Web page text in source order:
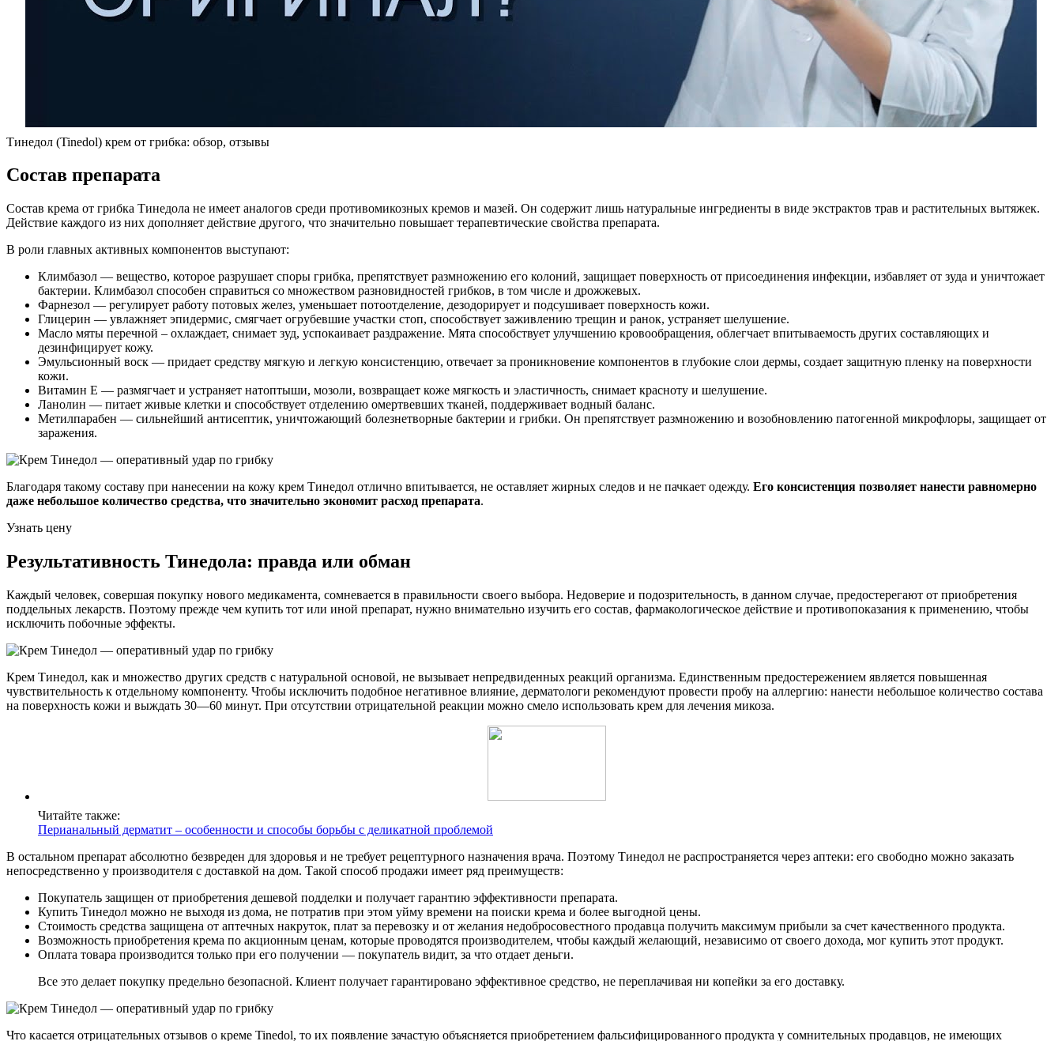
Тинедол (Tinedol) крем от грибка: обзор, отзывы
Состав препарата
Состав крема от грибка Тинедола не имеет аналогов среди противомикозных кремов и мазей. Он содержит лишь натуральные ингредиенты в виде экстрактов трав и растительных вытяжек.
Действие каждого из них дополняет действие другого, что значительно повышает терапевтические свойства препарата.
В роли главных активных компонентов выступают:
Климбазол — вещество, которое разрушает споры грибка, препятствует размножению его колоний, защищает поверхность от присоединения инфекции, избавляет от зуда и уничтожает
бактерии. Климбазол способен справиться со множеством разновидностей грибков, в том числе и дрожжевых.
Фарнезол — регулирует работу потовых желез, уменьшает потоотделение, дезодорирует и подсушивает поверхность кожи.
Глицерин — увлажняет эпидермис, смягчает огрубевшие участки стоп, способствует заживлению трещин и ранок, устраняет шелушение.
Масло мяты перечной – охлаждает, снимает зуд, успокаивает раздражение. Мята способствует улучшению кровообращения, облегчает впитываемость других составляющих и
дезинфицирует кожу.
Эмульсионный воск — придает средству мягкую и легкую консистенцию, отвечает за проникновение компонентов в глубокие слои дермы, создает защитную пленку на поверхности
кожи.
Витамин Е — размягчает и устраняет натоптыши, мозоли, возвращает коже мягкость и эластичность, снимает красноту и шелушение.
Ланолин — питает живые клетки и способствует отделению омертвевших тканей, поддерживает водный баланс.
Метилпарабен — сильнейший антисептик, уничтожающий болезнетворные бактерии и грибки. Он препятствует размножению и возобновлению патогенной микрофлоры, защищает от
заражения.
Благодаря такому составу при нанесении на кожу крем Тинедол отлично впитывается, не оставляет жирных следов и не пачкает одежду. Его консистенция позволяет нанести равномерно
даже небольшое количество средства, что значительно экономит расход препарата.
Узнать цену
Результативность Тинедола: правда или обман
Каждый человек, совершая покупку нового медикамента, сомневается в правильности своего выбора. Недоверие и подозрительность, в данном случае, предостерегают от приобретения
поддельных лекарств. Поэтому прежде чем купить тот или иной препарат, нужно внимательно изучить его состав, фармакологическое действие и противопоказания к применению, чтобы
исключить побочные эффекты.
Крем Тинедол, как и множество других средств с натуральной основой, не вызывает непредвиденных реакций организма. Единственным предостережением является повышенная
чувствительность к отдельному компоненту. Чтобы исключить подобное негативное влияние, дерматологи рекомендуют провести пробу на аллергию: нанести небольшое количество состава
на поверхность кожи и выждать 30—60 минут. При отсутствии отрицательной реакции можно смело использовать крем для лечения микоза.
Читайте также:
Перианальный дерматит – особенности и способы борьбы с деликатной проблемой
В остальном препарат абсолютно безвреден для здоровья и не требует рецептурного назначения врача. Поэтому Тинедол не распространяется через аптеки: его свободно можно заказать
непосредственно у производителя с доставкой на дом. Такой способ продажи имеет ряд преимуществ:
Покупатель защищен от приобретения дешевой подделки и получает гарантию эффективности препарата.
Купить Тинедол можно не выходя из дома, не потратив при этом уйму времени на поиски крема и более выгодной цены.
Стоимость средства защищена от аптечных накруток, плат за перевозку и от желания недобросовестного продавца получить максимум прибыли за счет качественного продукта.
Возможность приобретения крема по акционным ценам, которые проводятся производителем, чтобы каждый желающий, независимо от своего дохода, мог купить этот продукт.
Оплата товара производится только при его получении — покупатель видит, за что отдает деньги.
Все это делает покупку предельно безопасной. Клиент получает гарантировано эффективное средство, не переплачивая ни копейки за его доставку.
Что касается отрицательных отзывов о креме Tinedol, то их появление зачастую объясняется приобретением фальсифицированного продукта у сомнительных продавцов, не имеющих